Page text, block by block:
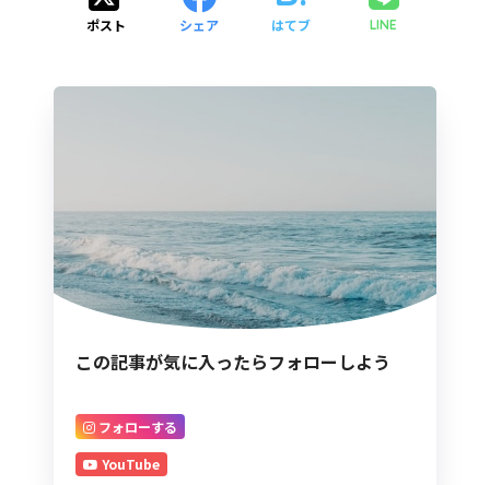
ポスト シェア はてブ LINE
この記事が気に入ったらフォローしよう
フォローする
YouTube